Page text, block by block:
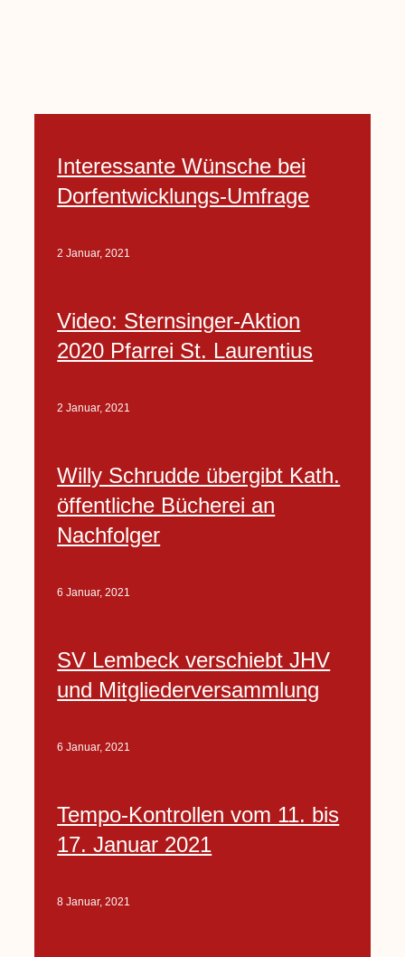
Interessante Wünsche bei
Dorfentwicklungs-Umfrage
2 Januar, 2021
Video: Sternsinger-Aktion
2020 Pfarrei St. Laurentius
2 Januar, 2021
Willy Schrudde übergibt Kath.
öffentliche Bücherei an
Nachfolger
6 Januar, 2021
SV Lembeck verschiebt JHV
und Mitgliederversammlung
6 Januar, 2021
Tempo-Kontrollen vom 11. bis
17. Januar 2021
8 Januar, 2021